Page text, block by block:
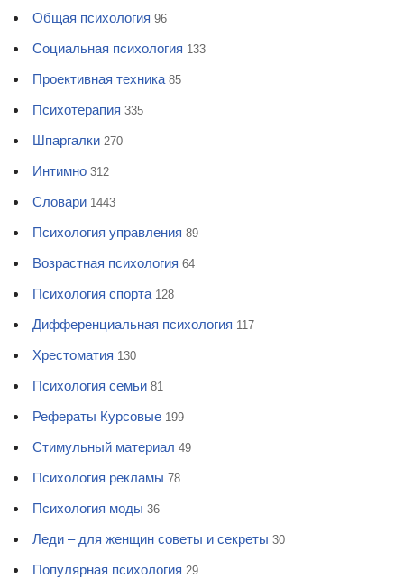
Общая психология 96
Социальная психология 133
Проективная техника 85
Психотерапия 335
Шпаргалки 270
Интимно 312
Словари 1443
Психология управления 89
Возрастная психология 64
Психология спорта 128
Дифференциальная психология 117
Хрестоматия 130
Психология семьи 81
Рефераты Курсовые 199
Стимульный материал 49
Психология рекламы 78
Психология моды 36
Леди – для женщин советы и секреты 30
Популярная психология 29